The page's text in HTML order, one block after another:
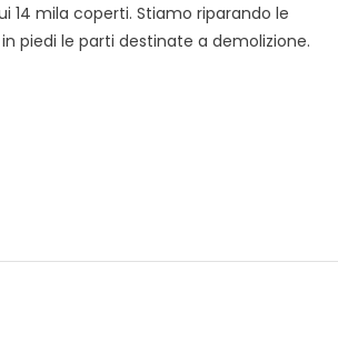
14 mila coperti. Stiamo riparando le
piedi le parti destinate a demolizione.